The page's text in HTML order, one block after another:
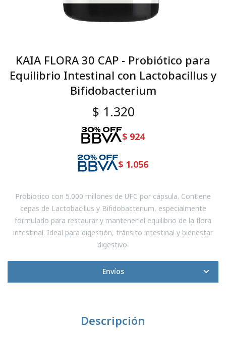
KAIA FLORA 30 CAP - Probiótico para
Equilibrio Intestinal con Lactobacillus y
Bifidobacterium
$ 1.320
$ 924
$ 1.056
Probiotico con 5.000 millones de UFC por cápsula. Contiene
cepas de Lactobacillus y Bifidobacterium, especialmente
formulado para restaurar y mantener el equilibrio de la flora
intestinal. Ideal para digestión, tránsito intestinal y bienestar
digestivo.
Envíos
Descripción